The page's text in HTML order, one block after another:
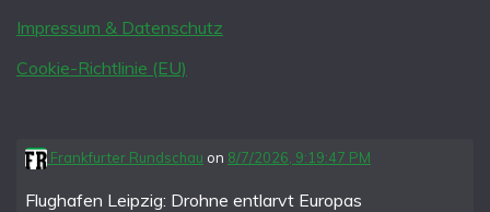
Impressum & Datenschutz
Cookie-Richtlinie (EU)
Frankfurter Rundschau on 8/7/2026, 9:19:47 PM
Flughafen Leipzig: Drohne entlarvt Europas